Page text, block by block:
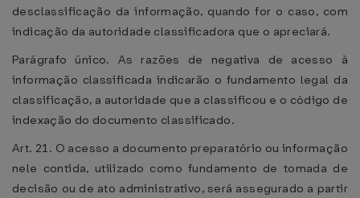
desclassificação da informação, quando for o caso, com
indicação da autoridade classificadora que o apreciará.
Parágrafo único. As razões de negativa de acesso à
informação classificada indicarão o fundamento legal da
classificação, a autoridade que a classificou e o código de
indexação do documento classificado.
Art. 21. O acesso a documento preparatório ou informação
nele contida, utilizado como fundamento de tomada de
decisão ou de ato administrativo, será assegurado a partir